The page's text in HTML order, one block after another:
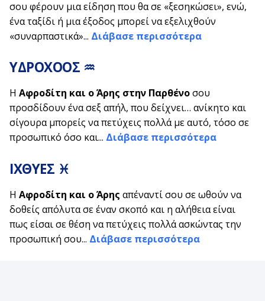
σου φέρουν μια είδηση που θα σε «ξεσηκώσει», ενώ,
ένα ταξίδι ή μια έξοδος μπορεί να εξελιχθούν
«συναρπαστικά»... Διάβασε περισσότερα
ΥΔΡΟΧΟΟΣ ♒
Η Αφροδίτη και ο Άρης στην Παρθένοσου
προσδίδουν ένα σεξ απήλ, που δείχνει… ανίκητο και
σίγουρα μπορείς να πετύχεις πολλά με αυτό, τόσο σε
προσωπικό όσο και... Διάβασε περισσότερα
ΙΧΘΥΕΣ ♓
Η Αφροδίτη και ο Άρης απέναντί σου σε ωθούν να
δοθείς απόλυτα σε έναν σκοπό και η αλήθεια είναι
πως είσαι σε θέση να πετύχεις πολλά ασκώντας την
προσωπική σου... Διάβασε περισσότερα